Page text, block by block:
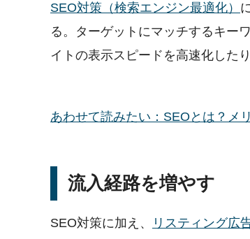
SEO対策（検索エンジン最適化）
る。ターゲットにマッチするキー
イトの表示スピードを高速化した
あわせて読みたい：SEOとは？メ
流入経路を増やす
SEO対策に加え、 リスティング広